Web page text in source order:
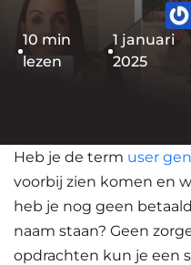
10 min
lezen
1 januari
2025
Heb je de term user
voorbij zien komen en
heb je nog geen
naam staan? Geen
opdrachten kun je een